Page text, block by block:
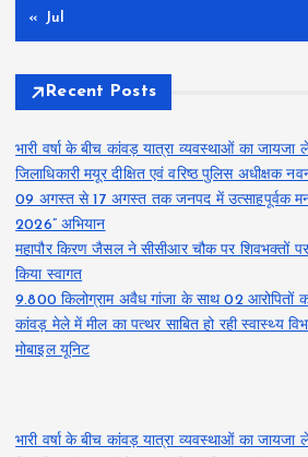
« Jul
Recent Posts
भारी वर्षा के बीच कांवड़ यात्रा व्यवस्थाओं का जायजा
जिलाधिकारी मयूर दीक्षित एवं वरिष्ठ पुलिस अधीक्षक
09 अगस्त से 17 अगस्त तक जनपद में उत्साहपूर्वक
2026” अभियान
महापौर किरण जैसल ने सीसीआर चौक पर शिवभक्तों पर
किया स्वागत
9.800 किलोग्राम अवैध गांजा के साथ 02 आरोपितों
कांवड़ मेले में मील का पत्थर साबित हो रही स्वास्थ्य
मोबाइल यूनिट
भारी वर्षा के बीच कांवड़ यात्रा व्यवस्थाओं का जायजा